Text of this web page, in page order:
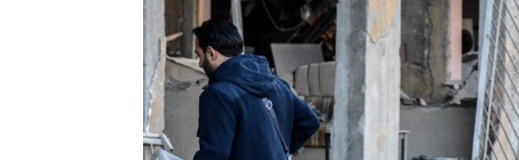
УКРАИНСКАЯ ПРОБЛЕМА КРЫМА